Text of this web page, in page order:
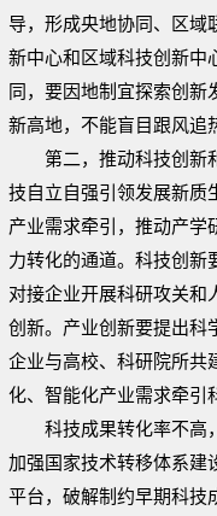
导，形成央地协同、区域
新中心和区域科技创新中
同，要因地制宜探索创新
新高地，不能盲目跟风追
第二，推动科技创新
技自立自强引领发展新质
产业需求牵引，推动产学
力转化的通道。科技创新
对接企业开展科研攻关和
创新。产业创新要提出科
企业与高校、科研院所共
化、智能化产业需求牵引
科技成果转化率不高
加强国家技术转移体系建
平台，破解制约早期科技